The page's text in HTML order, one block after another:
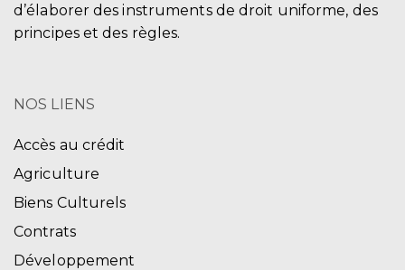
d’élaborer des instruments de droit uniforme, des
principes et des règles.
NOS LIENS
Accès au crédit
Agriculture
Biens Culturels
Contrats
Développement